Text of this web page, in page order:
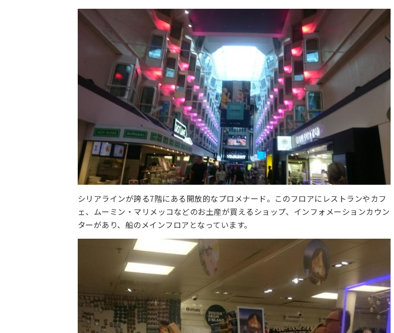
シリアラインが誇る7階にある開放的なプロメナード。このフロアにレストランやカフ
ェ、ムーミン・マリメッコなどのお土産が買えるショップ、インフォメーションカウン
ターがあり、船のメインフロアとなっています。